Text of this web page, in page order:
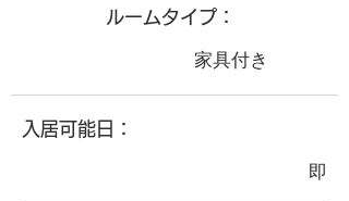
ルームタイプ：
家具付き
入居可能日：
即